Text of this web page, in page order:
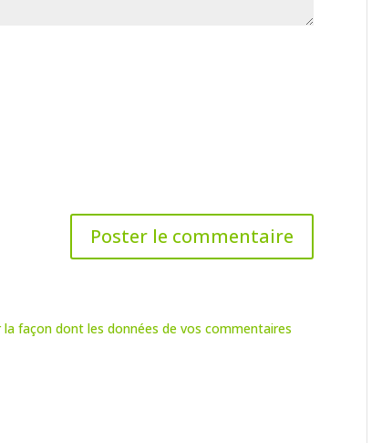
la façon dont les données de vos commentaires